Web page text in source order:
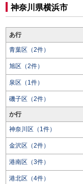
神奈川県横浜市
あ行
青葉区（2件）
旭区（2件）
泉区（1件）
磯子区（2件）
か行
神奈川区（1件）
金沢区（2件）
港南区（3件）
港北区（4件）